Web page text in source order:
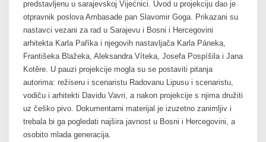
predstavljenu u sarajevskoj Vijećnici. Uvod u projekciju dao je
otpravnik poslova Ambasade pan Slavomir Goga. Prikazani su
nastavci vezani za rad u Sarajevu i Bosni i Hercegovini
arhitekta Karla Paříka i njegovih nastavljača Karla Páneka,
Františeka Blažeka, Aleksandra Víteka, Josefa Pospíšila i Jana
Kotěre. U pauzi projekcije mogla su se postaviti pitanja
autorima: režiseru i scenaristu Radovanu Lipusu i scenaristu,
vodiču i arhitekti Davidu Vavri, a nakon projekcije s njima družiti
uz češko pivo. Dokumentarni materijal je izuzetno zanimljiv i
trebala bi ga pogledati najšira javnost u Bosni i Hercegovini, a
osobito mlada generacija.